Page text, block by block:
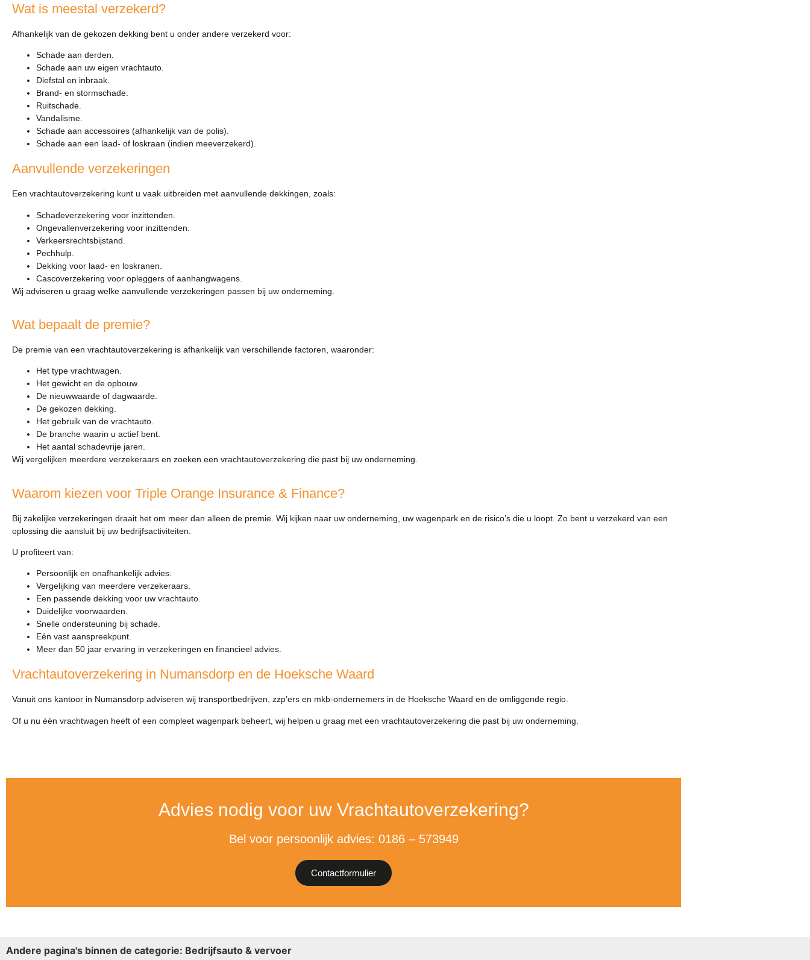
Wat is meestal verzekerd?
Afhankelijk van de gekozen dekking bent u onder andere verzekerd voor:
Schade aan derden.
Schade aan uw eigen vrachtauto.
Diefstal en inbraak.
Brand- en stormschade.
Ruitschade.
Vandalisme.
Schade aan accessoires (afhankelijk van de polis).
Schade aan een laad- of loskraan (indien meeverzekerd).
Aanvullende verzekeringen
Een vrachtautoverzekering kunt u vaak uitbreiden met aanvullende dekkingen, zoals:
Schadeverzekering voor inzittenden.
Ongevallenverzekering voor inzittenden.
Verkeersrechtsbijstand.
Pechhulp.
Dekking voor laad- en loskranen.
Cascoverzekering voor opleggers of aanhangwagens.
Wij adviseren u graag welke aanvullende verzekeringen passen bij uw onderneming.
Wat bepaalt de premie?
De premie van een vrachtautoverzekering is afhankelijk van verschillende factoren, waaronder:
Het type vrachtwagen.
Het gewicht en de opbouw.
De nieuwwaarde of dagwaarde.
De gekozen dekking.
Het gebruik van de vrachtauto.
De branche waarin u actief bent.
Het aantal schadevrije jaren.
Wij vergelijken meerdere verzekeraars en zoeken een vrachtautoverzekering die past bij uw onderneming.
Waarom kiezen voor Triple Orange Insurance & Finance?
Bij zakelijke verzekeringen draait het om meer dan alleen de premie. Wij kijken naar uw onderneming, uw wagenpark en de risico’s die u loopt. Zo bent u verzekerd van een
oplossing die aansluit bij uw bedrijfsactiviteiten.
U profiteert van:
Persoonlijk en onafhankelijk advies.
Vergelijking van meerdere verzekeraars.
Een passende dekking voor uw vrachtauto.
Duidelijke voorwaarden.
Snelle ondersteuning bij schade.
Eén vast aanspreekpunt.
Meer dan 50 jaar ervaring in verzekeringen en financieel advies.
Vrachtautoverzekering in Numansdorp en de Hoeksche Waard
Vanuit ons kantoor in Numansdorp adviseren wij transportbedrijven, zzp’ers en mkb-ondernemers in de Hoeksche Waard en de omliggende regio.
Of u nu één vrachtwagen heeft of een compleet wagenpark beheert, wij helpen u graag met een vrachtautoverzekering die past bij uw onderneming.
Advies nodig voor uw Vrachtautoverzekering?
Bel voor persoonlijk advies: 0186 – 573949
Contactformulier
Andere pagina's binnen de categorie: Bedrijfsauto & vervoer